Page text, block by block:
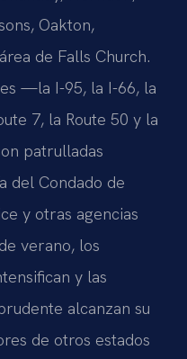
Oakton,
de Falls Church.
—la I-95, la I-66, la
7, la Route 50 y la
patrulladas
del Condado de
y otras agencias
verano, los
y las
alcanzan su
de otros estados